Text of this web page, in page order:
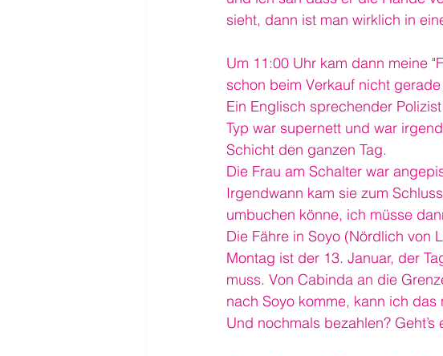
sieht, dann ist man wirklich in
Um 11:00 Uhr kam dann meine
schon beim Verkauf nicht
Ein Englisch sprechender
Typ war supernett und war
Schicht den ganzen Tag.
Die Frau am Schalter war
Irgendwann kam sie zum
umbuchen könne, ich müsse
Die Fähre in Soyo (Nördlich von
Montag ist der 13. Januar, der
muss. Von Cabinda an die
nach Soyo komme, kann ich das
Und nochmals bezahlen?